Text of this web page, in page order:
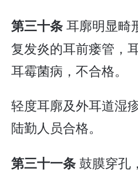
第三十条耳廓明显畸
复发炎的耳前瘘管，
耳霉菌病，不合格。
轻度耳廓及外耳道湿
陆勤人员合格。
第三十一条鼓膜穿孔